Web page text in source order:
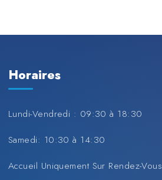
Horaires
Lundi-Vendredi : 09:30 à 18:30
Samedi: 10:30 à 14:30
Accueil Uniquement Sur Rendez-Vous